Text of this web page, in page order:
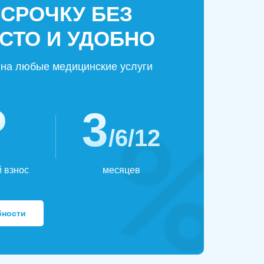
БЕЗ
И УДОБНО
любые медицинские услуги
взнос
3/6/12
месяцев